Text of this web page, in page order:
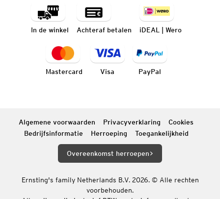
In de winkel Achteraf betalen iDEAL | Wero
Mastercard Visa PayPal
Algemene voorwaarden Privacyverklaring
Cookies
Bedrijfsinformatie
Herroeping Toegankelijkheid
Overeenkomst herroepen
Ernsting's family Netherlands B.V. 2026. © Alle rechten
voorbehouden.